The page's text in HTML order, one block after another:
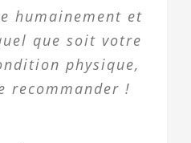
humainement et
que soit votre
physique,
recommander !